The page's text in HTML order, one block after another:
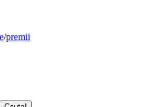
/premii